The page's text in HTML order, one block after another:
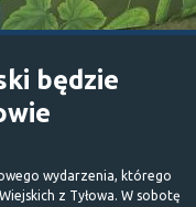
będzie
wydarzenia, którego
z Tyłowa. W sobotę